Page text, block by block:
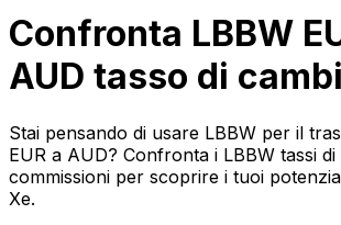
Confronta LBBW
AUD tasso di
Stai pensando di usare LBBW per il
EUR a AUD? Confronta i LBBW tassi
commissioni per scoprire i tuoi
Xe.